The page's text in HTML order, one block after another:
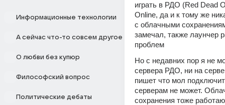
Информационные технологии
А сейчас что-то совсем другое
О любви без купюр
Философский вопрос
Политические дебаты
играть в РДО (Red Dead
Online, да и к тому же
с облачными
замечал, также лаунчер
проблем
Но с недавних пор я не
сервера РДО, ни на
пишет что мол
серверам не может.
сохранения тоже